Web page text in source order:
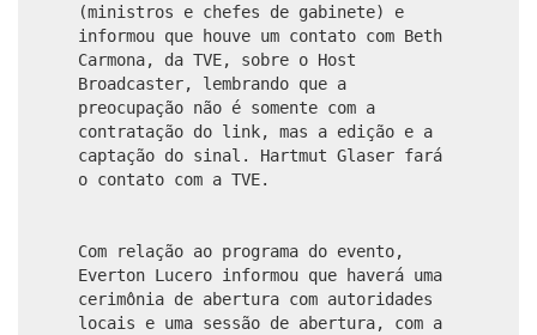
(ministros e chefes de gabinete) e
informou que houve um contato com Beth
Carmona, da TVE, sobre o Host
Broadcaster, lembrando que a
preocupação não é somente com a
contratação do link, mas a edição e a
captação do sinal. Hartmut Glaser fará
o contato com a TVE.
Com relação ao programa do evento,
Everton Lucero informou que haverá uma
cerimônia de abertura com autoridades
locais e uma sessão de abertura, com a